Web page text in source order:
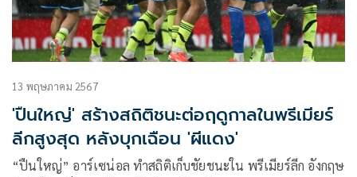
13 พฤษภาคม 2567
'ปืนใหญ่' สร้างสถิติชนะต่อฤดูกาลในพรีเมียร์
ลีกสูงสุด หลังบุกเฉือน 'ผีแดง'
“ปืนใหญ่” อาร์เซน่อล ทำสถิติเก็บชัยชนะใน พรีเมียร์ลีก อังกฤษ